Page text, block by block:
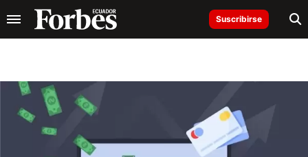
Suscribirse